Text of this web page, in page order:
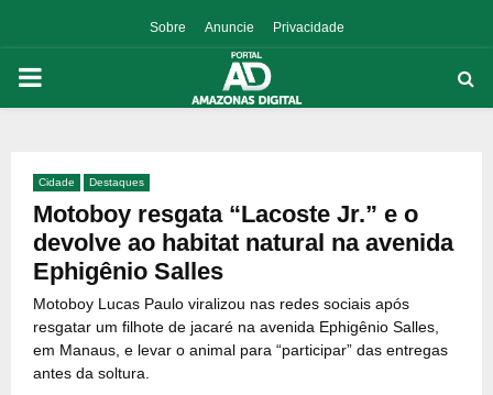
Sobre Anuncie Privacidade
PRIMARY
Cidade Destaques
Motoboy resgata “Lacoste Jr.” e o
devolve ao habitat natural na avenida
Ephigênio Salles
Motoboy Lucas Paulo viralizou nas redes sociais após
resgatar um filhote de jacaré na avenida Ephigênio Salles,
em Manaus, e levar o animal para “participar” das entregas
antes da soltura.